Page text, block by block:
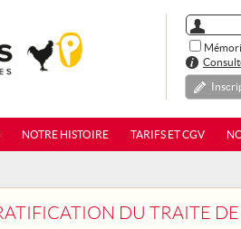
NOTRE HISTOIRE TARIFS ET CGV
DU TRAITE DE